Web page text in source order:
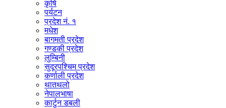
कृषि
पर्यटन
प्रदेश नं. १
मधेश
बागमती प्रदेश
गण्डकी प्रदेश
लुम्बिनी
सुदूरपश्चिम प्रदेश
कर्णाली प्रदेश
थातथलो
नेपालभाषा
कार्टुन डबली